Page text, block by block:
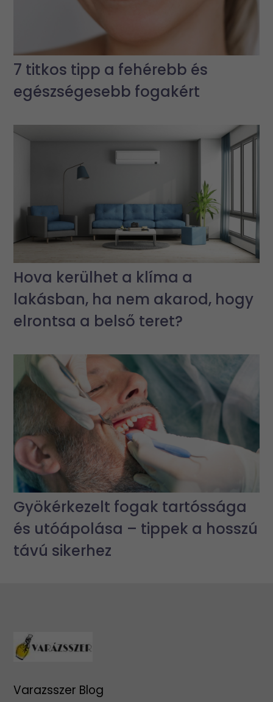
7 titkos tipp a fehérebb és
egészségesebb fogakért
Hova kerülhet a klíma a
lakásban, ha nem akarod, hogy
elrontsa a belső teret?
Gyökérkezelt fogak tartóssága
és utóápolása – tippek a hosszú
távú sikerhez
Varazsszer Blog